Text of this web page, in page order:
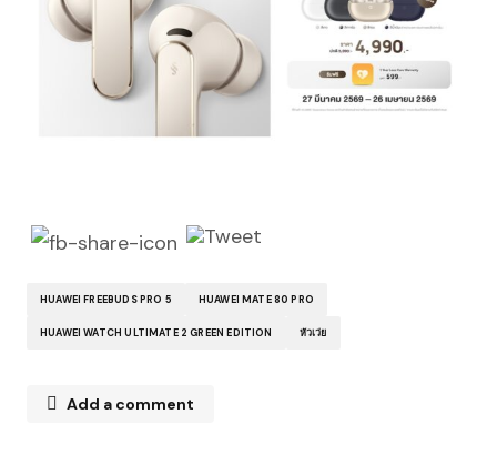
HUAWEI FREEBUDS PRO 5 HUAWEI MATE 80 PRO
HUAWEI WATCH ULTIMATE 2 GREEN EDITION หัวเว่ย
Add a comment